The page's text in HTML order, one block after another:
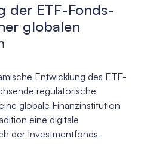
der ETF-Fonds-
globalen
Entwicklung des ETF-
regulatorische
globale Finanzinstitution
eine digitale
der Investmentfonds-